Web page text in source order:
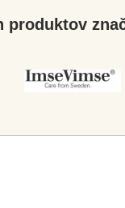
produktov